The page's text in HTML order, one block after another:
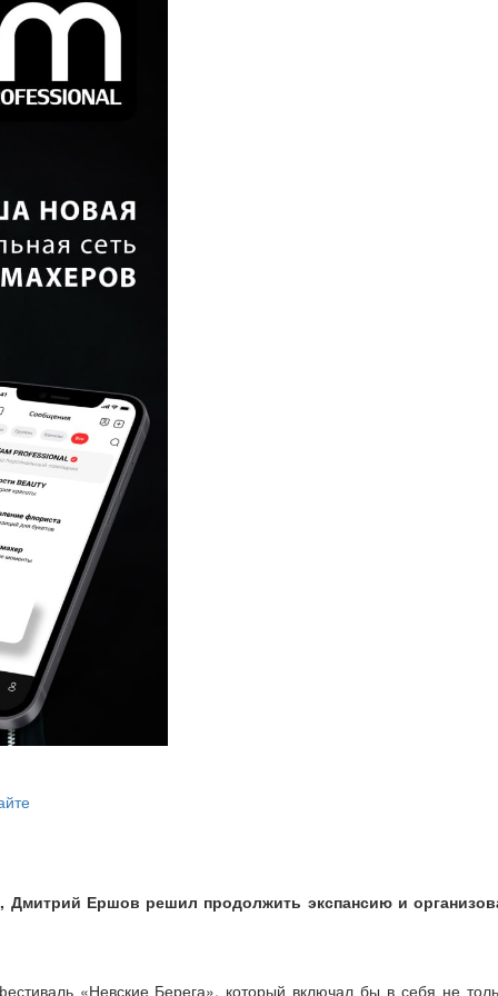
Дмитрий Ершов решил продолжить экспансию и
«Невские Берега», который включал бы в себя не